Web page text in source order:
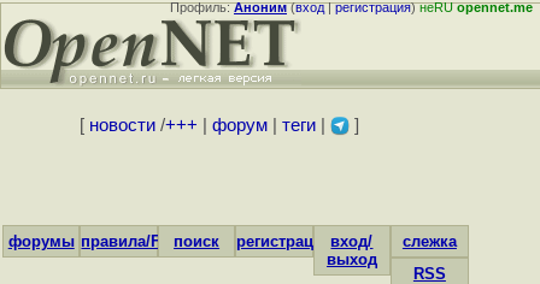
Профиль:Аноним(вход|регистрация)неRUopennet.me
[ новости/+++ форум| теги| ]
форумы правила/FAQпоиск регистрациявход/
выход
слежка
RSS